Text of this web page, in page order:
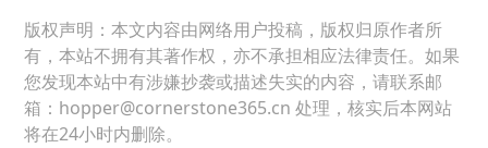
版权声明：本文内容由网络用户投稿，版权归原作者所
有，本站不拥有其著作权，亦不承担相应法律责任。如果
您发现本站中有涉嫌抄袭或描述失实的内容，请联系邮
箱：hopper@cornerstone365.cn 处理，核实后本网站
将在24小时内删除。